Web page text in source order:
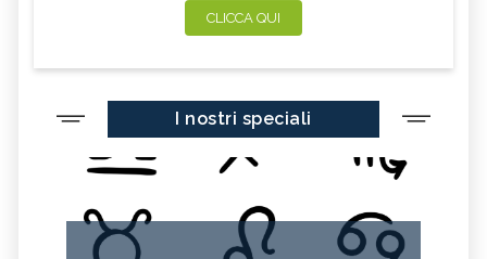
CLICCA QUI
I nostri speciali